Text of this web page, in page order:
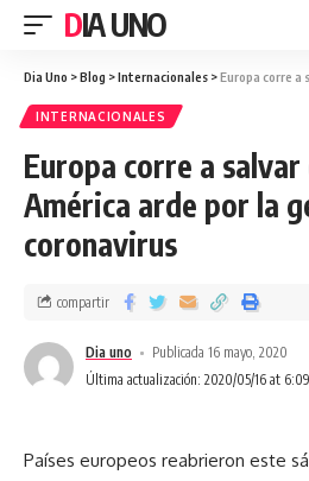
DIA UNO
Dia Uno >Blog >Internacionales >Europa corre a salvar
INTERNACIONALES
Europa corre a
América arde por la
coronavirus
Última actualización: 2020/05/16 at
Dia uno Publicada 16 mayo, 2020
compartir
Países europeos reabrieron este